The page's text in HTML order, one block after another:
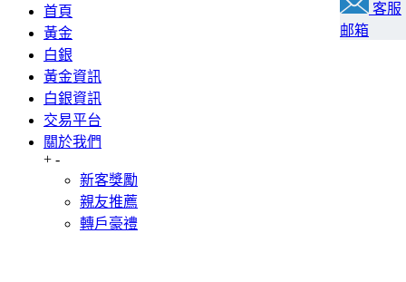
首頁
黃金
白銀
黃金資訊
白銀資訊
交易平台
關於我們
+ -
新客獎勵
親友推薦
轉戶豪禮
客服
邮箱